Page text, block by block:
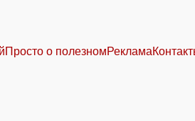
Просто о полезномРеклама